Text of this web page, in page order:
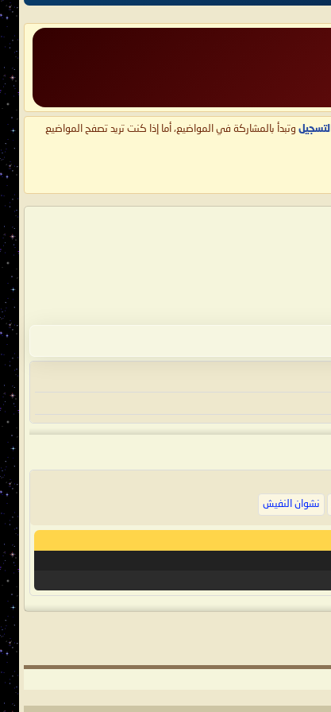
التسجيل وتبدأ بالمشاركة في المواضيع، أما إذا كنت تريد تصفح المواضيع
نشوان النفيش